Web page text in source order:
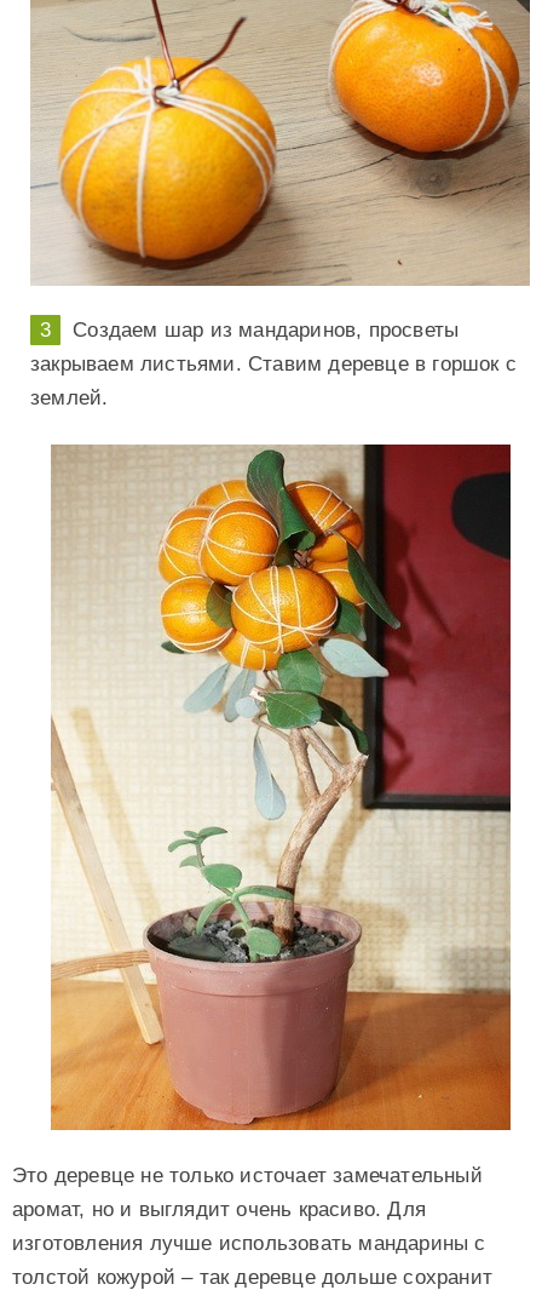
Создаем шар из мандаринов, просветы
закрываем листьями. Ставим деревце в горшок с
землей.
Это деревце не только источает замечательный
аромат, но и выглядит очень красиво. Для
изготовления лучше использовать мандарины с
толстой кожурой – так деревце дольше сохранит